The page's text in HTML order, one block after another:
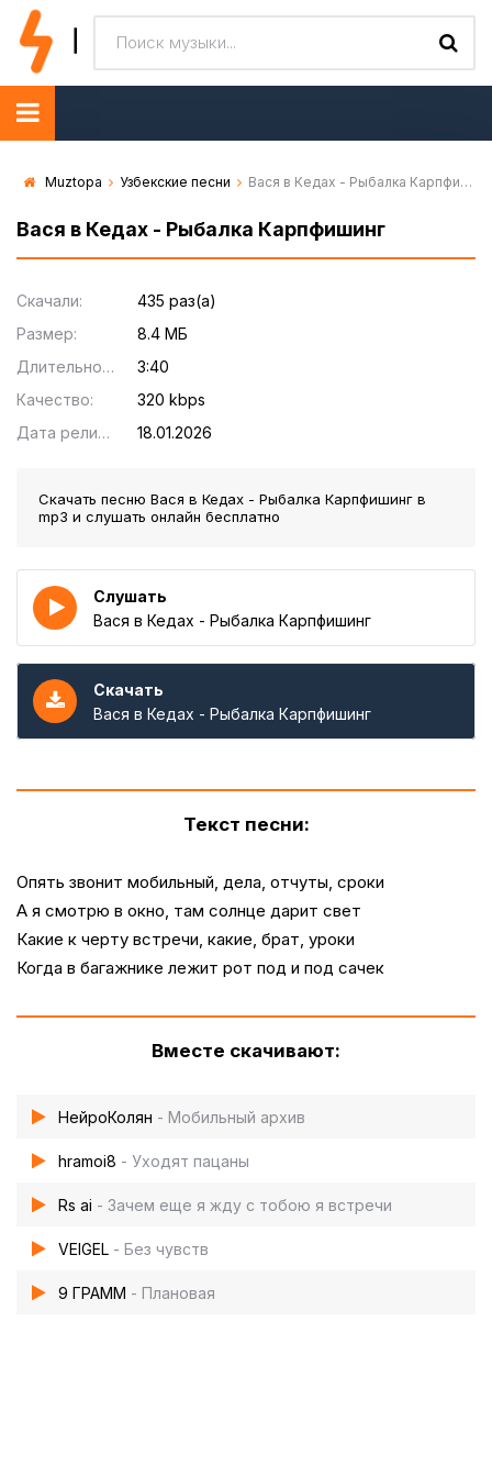
Muztopa Узбекские песни Вася в Кедах - Рыбалка Карпфишинг
Вася в Кедах - Рыбалка Карпфишинг
Скачали:
435 раз(а)
Размер:
8.4 МБ
Длительность:
3:40
Качество:
320 kbps
Дата релиза:
18.01.2026
Скачать песню Вася в Кедах - Рыбалка Карпфишинг в
mp3 и слушать онлайн бесплатно
Слушать
Вася в Кедах - Рыбалка Карпфишинг
Скачать
Вася в Кедах - Рыбалка Карпфишинг
Текст песни:
Опять звонит мобильный, дела, отчуты, сроки
А я смотрю в окно, там солнце дарит свет
Какие к черту встречи, какие, брат, уроки
Когда в багажнике лежит рот под и под сачек
Вместе скачивают:
НейроКолян - Мобильный архив
hramoi8 - Уходят пацаны
Rs ai - Зачем еще я жду с тобою я встречи
VEIGEL - Без чувств
9 ГРАММ - Плановая